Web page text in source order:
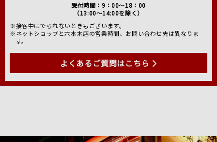
受付時間：9：00～18：00
（13:00～14:00を除く）
※接客中はでられないときもございます。
※ネットショップと六本木店の営業時間、お問い合わせ先は異なりま
す。
よくあるご質問はこちら